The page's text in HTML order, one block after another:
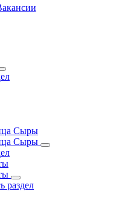
Сыры
Сыры
раздел